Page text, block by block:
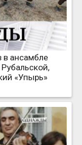
в ансамбле
«Упырь»